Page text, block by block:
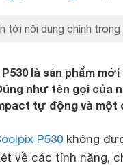
tới nội dung chính trong
P530 là sản phẩm
như tên gọi của
tự động và một
P530 không
về các tính năng,